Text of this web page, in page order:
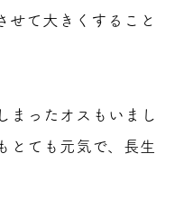
せて大きくすること
ったオスもいまし
とても元気で、長生